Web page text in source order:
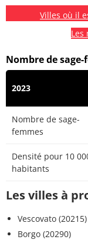
Villes où il
Les
Nombre de
2023
Nombre de sage-
femmes
Densité pour 10
habitants
Les villes à
Vescovato (20215)
Borgo (20290)